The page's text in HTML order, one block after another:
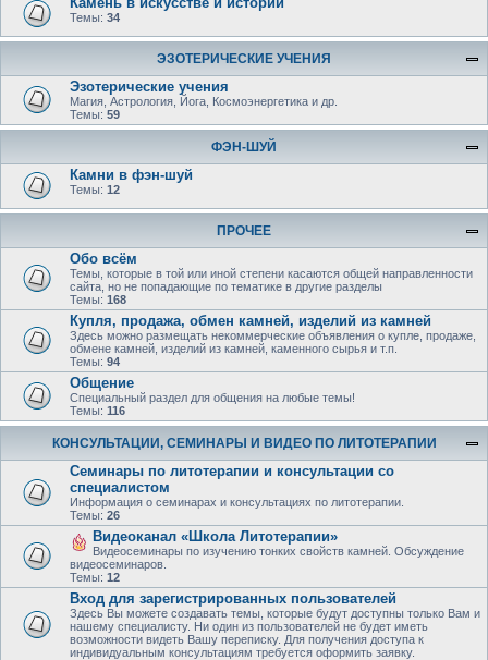
Темы: 34
ЭЗОТЕРИЧЕСКИЕ УЧЕНИЯ
Эзотерические учения
Магия, Астрология, Йога, Космоэнергетика и др.
Темы: 59
ФЭН-ШУЙ
Камни в фэн-шуй
Темы: 12
ПРОЧЕЕ
Обо всём
Темы, которые в той или иной степени касаются общей направленности
сайта, но не попадающие по тематике в другие разделы
Темы: 168
Купля, продажа, обмен камней, изделий из камней
Здесь можно размещать некоммерческие объявления о купле, продаже,
обмене камней, изделий из камней, каменного сырья и т.п.
Темы: 94
Общение
Специальный раздел для общения на любые темы!
Темы: 116
КОНСУЛЬТАЦИИ, СЕМИНАРЫ И ВИДЕО ПО ЛИТОТЕРАПИИ
Семинары по литотерапии и консультации со
специалистом
Информация о семинарах и консультациях по литотерапии.
Темы: 26
Видеоканал «Школа Литотерапии»
Видеосеминары по изучению тонких свойств камней. Обсуждение
видеосеминаров.
Темы: 12
Вход для зарегистрированных пользователей
Здесь Вы можете создавать темы, которые будут доступны только Вам и
нашему специалисту. Ни один из пользователей не будет иметь
возможности видеть Вашу переписку. Для получения доступа к
индивидуальным консультациям требуется оформить заявку.